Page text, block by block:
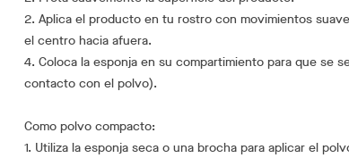
2. Aplica el producto en tu rostro con movimientos
el centro hacia afuera.
4. Coloca la esponja en su compartimiento para que se
contacto con el polvo).
Como polvo compacto:
1. Utiliza la esponja seca o una brocha para aplicar el